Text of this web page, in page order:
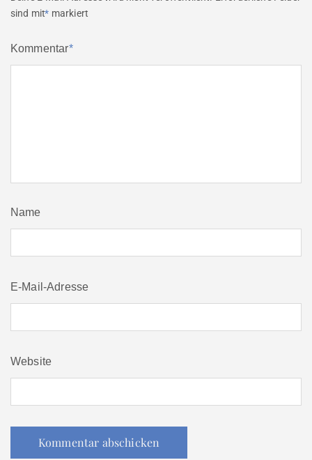
sind mit* markiert
Kommentar*
Name
E-Mail-Adresse
Website